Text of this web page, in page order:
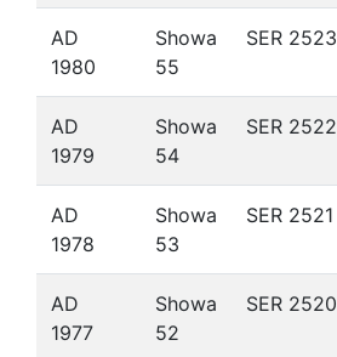
AD
1980
Showa
55
SER 2523
AD
1979
Showa
54
SER 2522
AD
1978
Showa
53
SER 2521
AD
1977
Showa
52
SER 2520